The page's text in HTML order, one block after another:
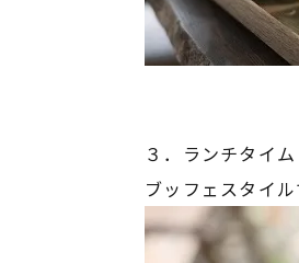
３．ランチタイム
ブッフェスタイ